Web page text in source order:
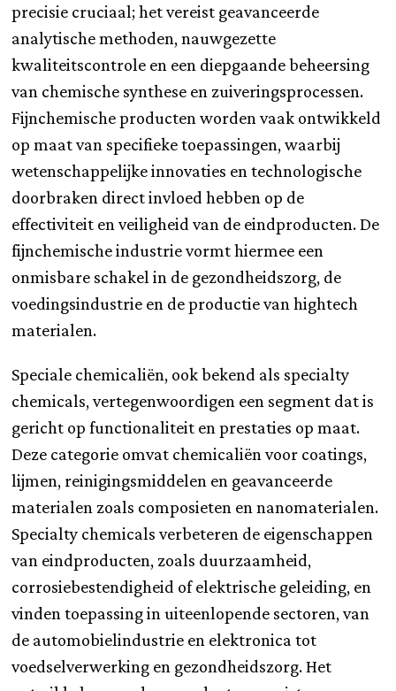
precisie cruciaal; het vereist geavanceerde
analytische methoden, nauwgezette
kwaliteitscontrole en een diepgaande beheersing
van chemische synthese en zuiveringsprocessen.
Fijnchemische producten worden vaak ontwikkeld
op maat van specifieke toepassingen, waarbij
wetenschappelijke innovaties en technologische
doorbraken direct invloed hebben op de
effectiviteit en veiligheid van de eindproducten. De
fijnchemische industrie vormt hiermee een
onmisbare schakel in de gezondheidszorg, de
voedingsindustrie en de productie van hightech
materialen.
Speciale chemicaliën, ook bekend als specialty
chemicals, vertegenwoordigen een segment dat is
gericht op functionaliteit en prestaties op maat.
Deze categorie omvat chemicaliën voor coatings,
lijmen, reinigingsmiddelen en geavanceerde
materialen zoals composieten en nanomaterialen.
Specialty chemicals verbeteren de eigenschappen
van eindproducten, zoals duurzaamheid,
corrosiebestendigheid of elektrische geleiding, en
vinden toepassing in uiteenlopende sectoren, van
de automobielindustrie en elektronica tot
voedselverwerking en gezondheidszorg. Het